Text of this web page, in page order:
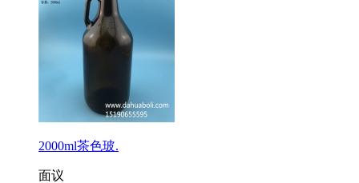
2000ml茶色玻.
面议